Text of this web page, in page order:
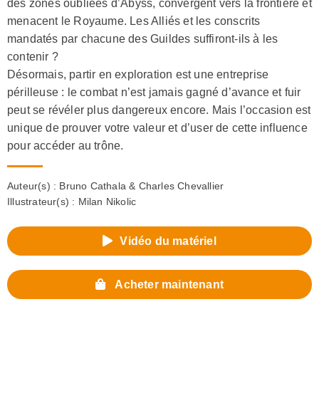
des zones oubliées d’Abyss, convergent vers la frontière et
menacent le Royaume. Les Alliés et les conscrits
mandatés par chacune des Guildes suffiront-ils à les
contenir ?
Désormais, partir en exploration est une entreprise
périlleuse : le combat n’est jamais gagné d’avance et fuir
peut se révéler plus dangereux encore. Mais l’occasion est
unique de prouver votre valeur et d’user de cette influence
pour accéder au trône.
Auteur(s) : Bruno Cathala & Charles Chevallier
Illustrateur(s) : Milan Nikolic
Vidéo du matériel
Acheter maintenant